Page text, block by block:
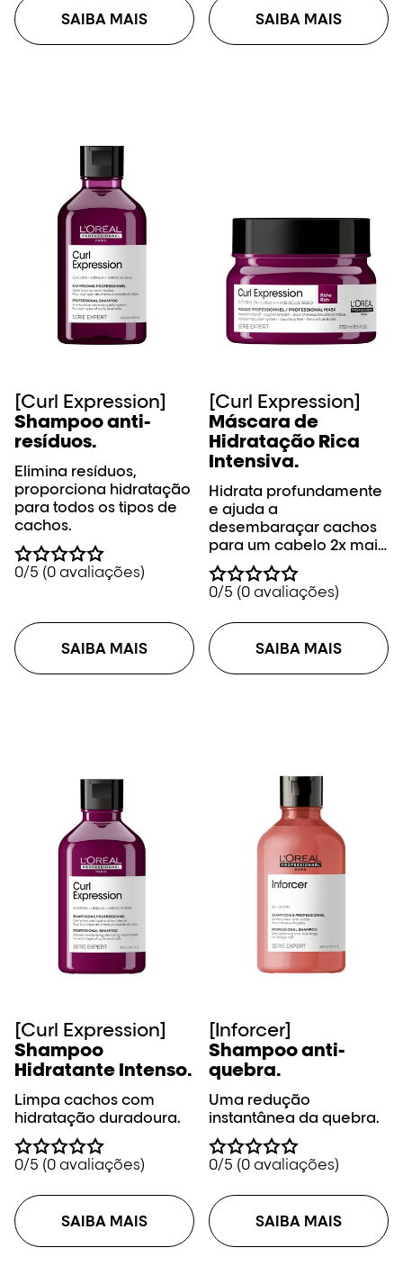
SAIBA MAIS SAIBA MAIS
[Curl Expression]
Shampoo anti-
resíduos.
Elimina resíduos,
proporciona hidratação
para todos os tipos de
cachos.
0/5 (0 avaliações)
SAIBA MAIS
[Curl Expression]
Máscara de
Hidratação Rica
Intensiva.
Hidrata profundamente
e ajuda a
desembaraçar cachos
para um cabelo 2x mais
brilhante.
0/5 (0 avaliações)
SAIBA MAIS
[Curl Expression]
Shampoo
Hidratante Intenso.
Limpa cachos com
hidratação duradoura.
0/5 (0 avaliações)
SAIBA MAIS
[Inforcer]
Shampoo anti-
quebra.
Uma redução
instantânea da quebra.
0/5 (0 avaliações)
SAIBA MAIS